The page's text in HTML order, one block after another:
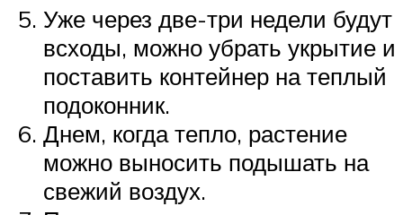
Уже через две-три недели будут
всходы, можно убрать укрытие и
поставить контейнер на теплый
подоконник.
Днем, когда тепло, растение
можно выносить подышать на
свежий воздух.